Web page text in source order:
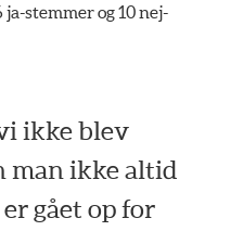
stemmer og 10 nej-
ikke blev
man ikke altid
gået op for